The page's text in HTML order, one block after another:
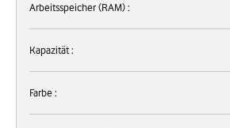
Arbeitsspeicher (RAM) :
Kapazität :
Farbe :